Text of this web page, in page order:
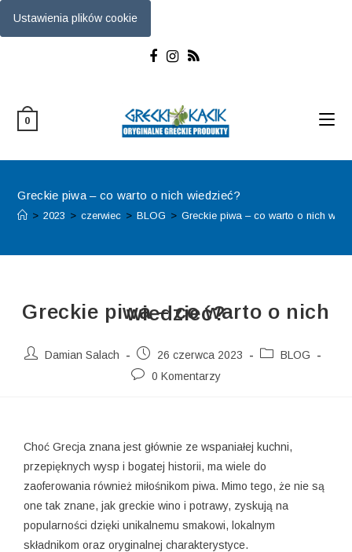
Ustawienia plików cookie
0
Greckie piwa – co warto o nich wiedzieć?
> 2023 > czerwiec > BLOG > Greckie piwa – co warto o nich
Greckie piwa – co warto o nich wiedzieć?
Damian Salach 26 czerwca 2023
BLOG
0 Komentarzy
Choć Grecja znana jest głównie ze wspaniałej kuchni,
przepięknych wysp i bogatej historii, ma wiele do
zaoferowania również miłośnikom piwa. Mimo tego, że nie są
one tak znane, jak greckie wino i potrawy, zyskują na
popularności dzięki unikalnemu smakowi, lokalnym
składnikom oraz oryginalnej charakterystyce.